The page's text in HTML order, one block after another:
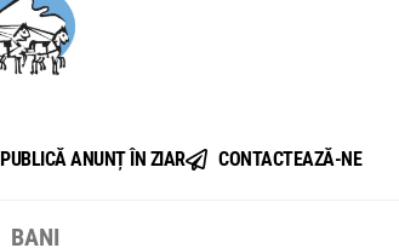
PUBLICĂ ANUNȚ ÎN ZIAR CONTACTEAZĂ-NE
BANI